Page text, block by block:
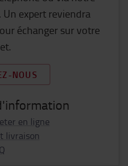
expert reviendra
échanger sur votre
NOUS
en ligne
livraison